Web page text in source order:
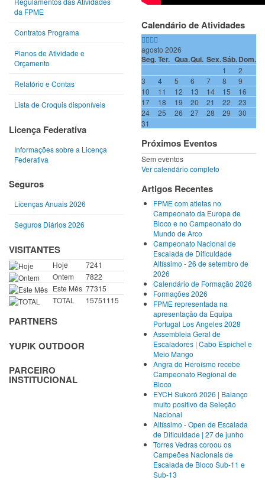
da FPME
Contratos Programa
Planos de Atividade e
Orçamento
Relatório e Contas
Lista de Croquis disponíveis
Licença Federativa
Informações sobre a Licença
Federativa
Seguros
Licenças Anuais 2026
Seguros Diários 2026
VISITANTES
Hoje
7241
Ontem
7822
Este Mês 77315
TOTAL
15751115
PARTNERS
YUPIK OUTDOOR
PARCEIRO
INSTITUCIONAL
Calendário de Atividades
agosto 2026
Seg.Ter. Qua.Qui. Sex.Sáb.Dom.
1
2
3
4 5 6 7 8
9
10
11 12 13 14 15
16
17
18 19 20 21 22
23
24
25 26 27 28 29
30
31
Próximos Eventos
Sem eventos
Ver calendário completo
Artigos Recentes
FPME com atletas no
Campeonato da Europa de
Bloco e no Campeonato do
Mundo de Arco
Campeonato Nacional de
Escalada de Dificuldade
Altíssimo - 26 de setembro de
2026
Calendário de Formação 2026
Formações 2026
FPME representada na
apresentação da Equipa
Portugal Los Angeles 2028
Assembleia Geral de
Escaladores | Cabo Espichel e
Meio Mango
Angra do Heroísmo recebe
Campeonato Regional de
Bloco
EYCH Sukoró 2026 | Balanço
muito positivo da Seleção
Nacional
Altíssimo - Open de Escalada
de Dificuldade | 27 de junho
Torres Vedras coroou os
Campeões Nacionais de
Escalada de Bloco Sub-11 e
Sub-13